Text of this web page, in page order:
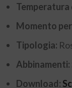
Temperatura
Momento
Tipologia:
Abbinamenti:
Download: